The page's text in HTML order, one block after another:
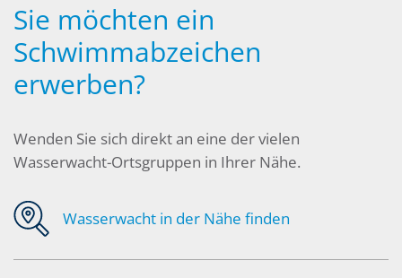
Sie möchten ein
Schwimmabzeichen
erwerben?
Wenden Sie sich direkt an eine der vielen
Wasserwacht-Ortsgruppen in Ihrer Nähe.
Wasserwacht in der Nähe finden